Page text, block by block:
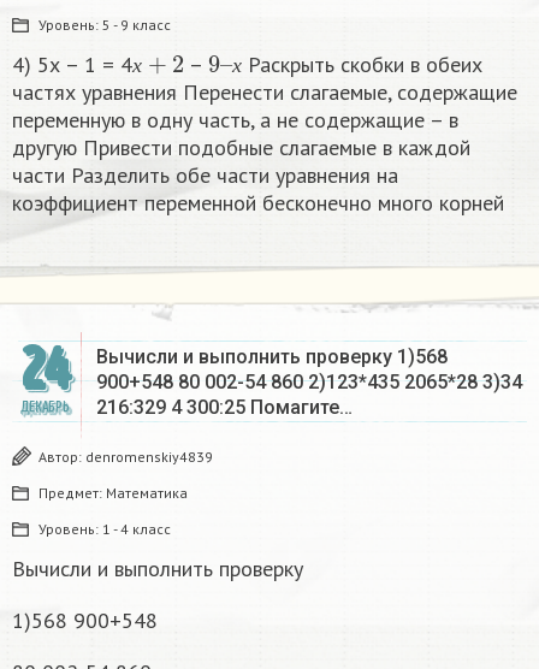
Уровень: 5 - 9 класс
4) 5х – 1 = 4х – х
9х
Раскрыть скобки в обеих
частях уравнения Перенести слагаемые, содержащие
переменную в одну часть, а не содержащие – в
другую Привести подобные слагаемые в каждой
части Разделить обе части уравнения на
коэффициент переменной бесконечно много корней​
24
ДЕКАБРЬ
Вычисли и выполнить проверку 1)568
900+548 80 002-54 860 2)123*435 2065*28 3)34
216:329 4 300:25 Помагите…
Автор: denromenskiy4839
Предмет: Математика
Уровень: 1 - 4 класс
Вычисли и выполнить проверку
1)568 900+548